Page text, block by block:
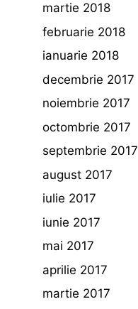
martie 2018
februarie 2018
ianuarie 2018
decembrie 2017
noiembrie 2017
octombrie 2017
septembrie 2017
august 2017
iulie 2017
iunie 2017
mai 2017
aprilie 2017
martie 2017